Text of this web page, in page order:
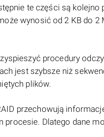
te części są
wynosić od 2 KB do
procedury
jest szybsze niż
plików.
przechowują
procesie. Dlatego dane